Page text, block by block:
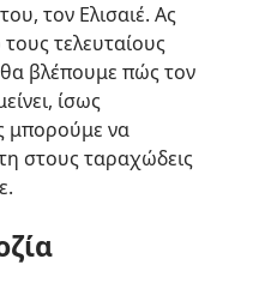
τον Ελισαιέ. Ας
τελευταίους
βλέπουμε πώς τον
ίσως
μπορούμε να
στους ταραχώδεις